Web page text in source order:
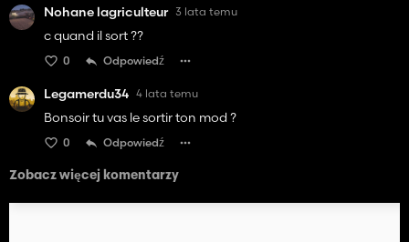
Nohane lagriculteur 3 lata temu
c quand il sort ??
0 Odpowiedź
Legamerdu34 4 lata temu
Bonsoir tu vas le sortir ton mod ?
0 Odpowiedź
Zobacz więcej komentarzy